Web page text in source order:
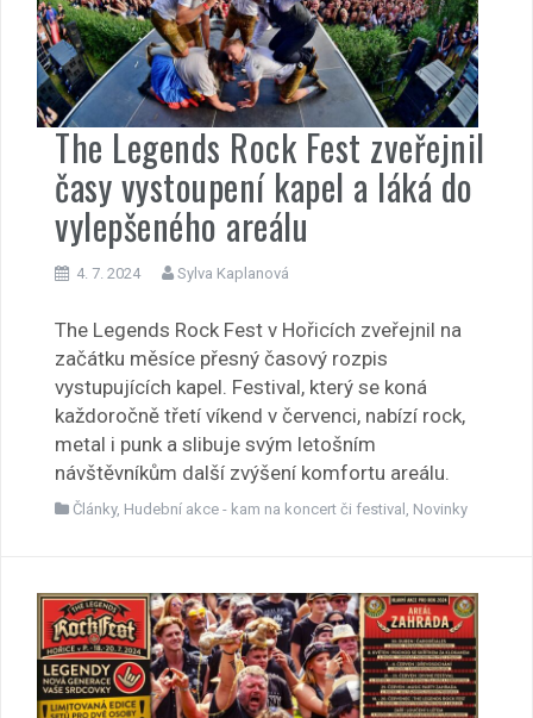
The Legends Rock Fest zveřejnil
časy vystoupení kapel a láká do
vylepšeného areálu
4. 7. 2024 Sylva Kaplanová
The Legends Rock Fest v Hořicích zveřejnil na
začátku měsíce přesný časový rozpis
vystupujících kapel. Festival, který se koná
každoročně třetí víkend v červenci, nabízí rock,
metal i punk a slibuje svým letošním
návštěvníkům další zvýšení komfortu areálu.
Články, Hudební akce - kam na koncert či festival Novinky